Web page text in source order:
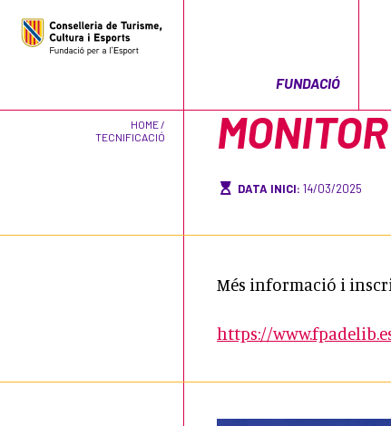
FUNDACIÓ
HOME /
TECNIFICACIÓ
DATA INICI: 14/03/2025
Més informació i
https://